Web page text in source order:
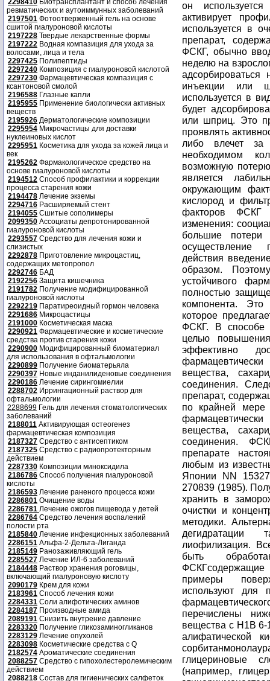
2298410 Биотрансплантант и способ лечения
ревматических и аутоиммунных заболеваний
2197501 Фотоотверженный гель на основе
сшитой гиалуроновой кислоты
2197228 Твердые лекарственные формы
2197222 Водная компазиция для ухода за
волосами, лица и тела
2297425 Полипептиды
2297240 Композиция с гиалуроновой кислотой
2297230 Фармацевтическая компазиция с
ксантоновой смолой
2196588 Глазные капли
2195955 Применение биологически активных
веществ
2195926 Дерматологические композиции
2295954 Микрочастицы для доставки
нуклеиновых кислот
2295951 Косметика для ухода за кожей лица и
век
2195262 Фармакологическое средство на
основе гиалуроновой кислоты
2194512 Способ профилактики и коррекции
процесса старения кожи
2194478 Лечение экземы
2294716 Расширяемый стент
2194055 Сшитые сополимеры
2099350 Ассоциаты депротонированной
гиалуроновой кислоты
2293557 Средство для лечения кожи и
слизистых
2292878 Приготовление микроцастиц,
содержащих метопропол
2292746 БАД
2192256 Защита кишечника
2191782 Получение модифицированной
гиалуроновой кислоты
2292219 Паратиреоидный гормон человека
2291686 Микроцастицы
2191000 Косметическая маска
2290921 Фармацевтические и косметические
средства против старения кожи
2290900 Модифицированный биоматериал
для использования в офтальмологии
2290899 Получение биоматерьяла
2290397 Новые инданилиденовые соединения
2290186 Лечение сирингомиелии
2288702 Иррингационный раствор для
офтальмологии
2288699 Гель для лечения стоматологических
заболеваний
2188011 Активирующая остеогенез
фармацевтическая композиция
2187327 Средство с антисептиком
2187325 Средство с радиопротекторным
действием
2287330 Композиции миноксидила
2186786 Способ получения гиалуроновой
кислоты
2186593 Лечение раненого процесса кожи
2286801 Очищение воды
2286781 Лечение ожогов пищевода у детей
2286764 Средство лечения воспалений
полости рта
2185840 Лечение инфекционных заболеваний
2286151 Альфа-2-Дельта-Лиганда
2185149 Ранозаживляющий гель
2285527 Лечение ИЛ-6 заболеваний
2184448 Раствор хранения роговицы,
включающий гиалуроновую кислоту
2090179 Крем для кожи
2183961 Способ лечения кожи
2284331 Соли алифотических аминов
2284187 Производные амида
2089191 Снизить внутрение давление
2283320 Получение гликозаминогликанов
2283129 Лечение опухолей
2283098 Косметические средства с Q
2182574 Ароматические соединения
2088257 Средство с гипохолестеролемическим
действием
2088218 Состав для гигиенических салфеток